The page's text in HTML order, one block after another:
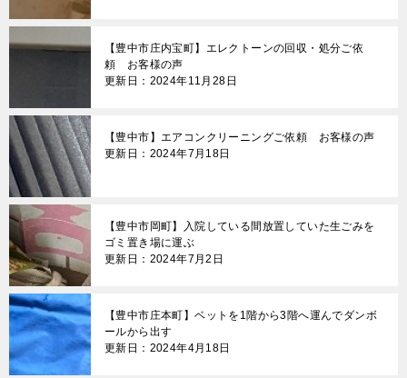
ョ
【豊中市庄内宝町】エレクトーンの回収・処分ご依
頼 お客様の声
更新日：2024年11月28日
【豊中市】エアコンクリーニングご依頼 お客様の声
更新日：2024年7月18日
【豊中市岡町】入院している間放置していた生ごみを
ゴミ置き場に運ぶ
更新日：2024年7月2日
【豊中市庄本町】ベットを1階から3階へ運んでダンボ
ールから出す
更新日：2024年4月18日